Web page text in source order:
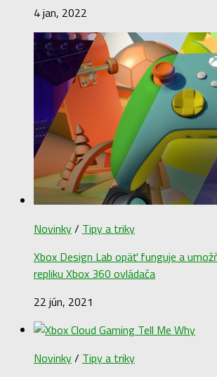
4 jan, 2022
Novinky/ Tipy a triky
Xbox Design Lab opäť funguje a
repliku Xbox 360 ovládača
22 jún, 2021
Novinky/ Tipy a triky